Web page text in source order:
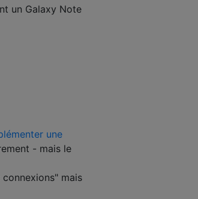
un Galaxy Note
une
- mais le
mais